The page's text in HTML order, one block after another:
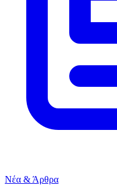
Νέα & Άρθρα